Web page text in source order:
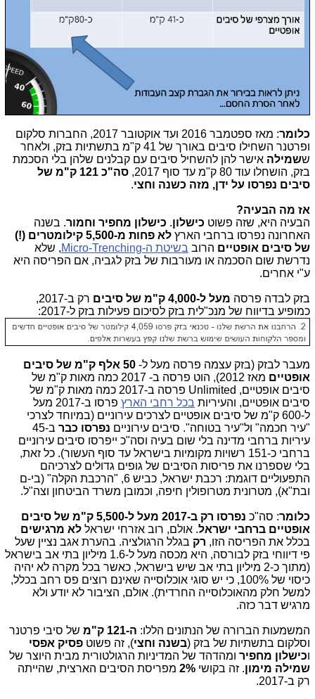
כלומר
: מאז ספטמבר 2016 ועד אוקטובר 2017, החברות סלקום
ופרטנר השחילו סיבים באורך של 41 ק"מ בתשתיות בזק, ולאחר
ששמילה אישר להן להשחיל סיבים עם קבלנים שלהן בלי הסכמת
בזק, הושחלו עוד 80 ק"מ עד סוף 2017,
סה"כ 121 ק"מ של
סיבים נפרסו על ידן, מזה כשנה וחצי.
אז מה הבעיה?
הבעיה היא, שזה פשוט כישלון. כישלון מחפיר וחמור. בשנה
האחרונה נפרסו ברחבי הארץ
לא פחות מ-5,500 קילומטרים (!)
של סיבים אופטיים הרוב בשיטת ה-Micro-Trenching
, שלא
נדרשת שום הסכמה או מעורבות של בזק לגביה, אם הפריסה היא
ע"י אחרים.
בזק לבדה פרסה מעל ל-4,000 ק"מ של סיבים
רק ב-2017,
כמופיע בדיווח של מנכ"לית בזק לסיכום פעילות בזק ל-2017:
מעבר לבזק (בזק עצמה פרסה מעל ל-
50 אלף ק"מ של סיבים
אופטיים
מאז 2012), הוט פרסה ב- 2017 כמה מאות ק"מ של
סיבים אופטיים, Unlimited פרסה ב-2017 כמה מאות ק"מ של
סיבים אופטיים, והעיריות בכל רחבי הארץ
פרסו ב-2017 מעל
ל-600 ק"מ של סיבים אופטיים לצרכים עירוניים (במיוחד לצרכי
"עיר חכמה" ול"עיר בטוחה". סיבים עירוניים נפרסו כבר
ב-45
עיריות ברחבי מדינה בלי שום בעיה וסה"כ ייפרסו סיבים עירוניים
ברחבי כ-151 רשויות מקומיות בישראל עד סוף העשור). כל זאת,
בלי שספרנו את פריסות הסיבים של גופים גדולים לצרכיהם
התפעוליים דוגמת: רכבת ישראל, כביש 6, "הרכבת הקלה" (בי-ם
ובת"א), מטרונית מטרופולין חיפה, וכמובן משרד הביטחון וצה"ל.
כלומר: סה"כ
נפרסו רק ב-2017 מעל ל-5,500 ק"מ של סיבים
אופטיים ברחבי ישראל. אולם, רוב אזרחי ישראל לא מרגישים
בכלל את הפריסה הזו, רק בגלל הרגולציה. בהערת אגב נציין שעל
פי דיווחי בזק לבורסה, היא מכסה מעל ל-1.6 מיליון בתי אב בישראל
(מתוך כ-2 מיליון בתי אב שיש בישראל, כאשר בכל מקרה לא יהיה
כיסוי של 100%, כי יש סוגי אוכלוסייה שאינם רוצים פס רחב בכלל,
למשל חלק מהאוכלוסייה החרדית). אולם, הציבור לא יודע ולא
מרגיש דבר כזה.
המשמעות הברורה של הנתונים הללו: ה-121 ק"מ
של סיבי פרטנר
וסלקום בתשתיות של בזק (בשנה וחצי), זה פשוט פסיק אפסי
וכישלון מחפיר ומהדהד של המדיניות הרגולטורית מבית היוצר של
שמילה מימון. זה בקושי 2% מפריסת הסיבים הארצית, שהייתה
רק ב-2017.